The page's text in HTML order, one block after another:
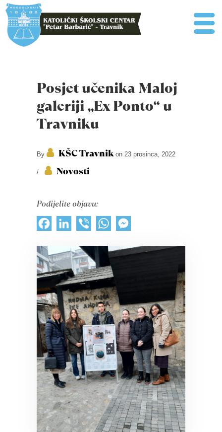
Posjet učenika Maloj
galeriji „Ex Ponto“ u
Travniku
By KŠC Travnikon 23 prosinca, 2022
/ Novosti
Podijelite objavu:
FacebookLinkedInViber WhatsApp